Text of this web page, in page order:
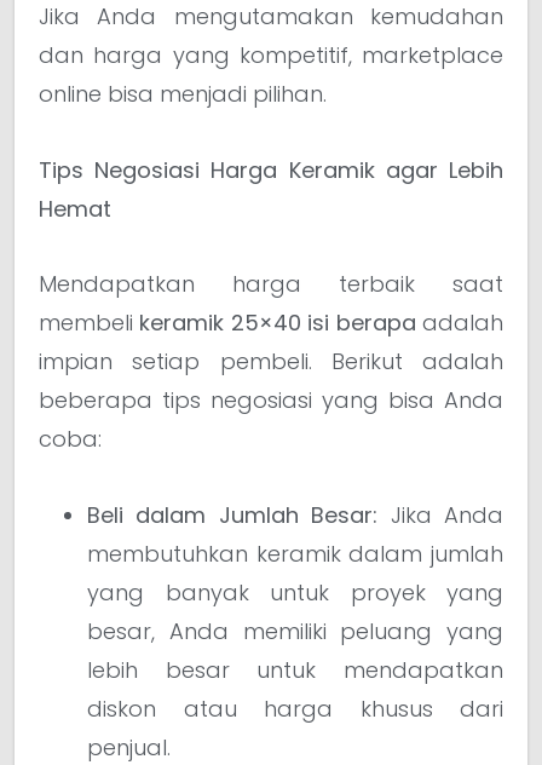
Jika Anda mengutamakan kemudahan
dan harga yang kompetitif, marketplace
online bisa menjadi pilihan.
Tips Negosiasi Harga Keramik agar Lebih
Hemat
Mendapatkan harga terbaik saat
membeli keramik 25×40 isi berapa adalah
impian setiap pembeli. Berikut adalah
beberapa tips negosiasi yang bisa Anda
coba:
Beli dalam Jumlah Besar: Jika Anda
membutuhkan keramik dalam jumlah
yang banyak untuk proyek yang
besar, Anda memiliki peluang yang
lebih besar untuk mendapatkan
diskon atau harga khusus dari
penjual.